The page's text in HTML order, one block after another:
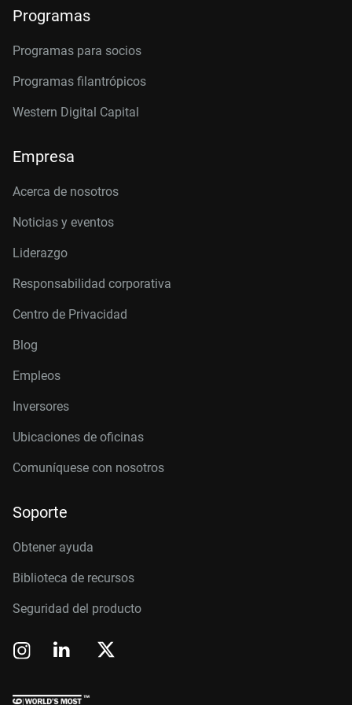
Programas
Programas para socios
Programas filantrópicos
Western Digital Capital
Empresa
Acerca de nosotros
Noticias y eventos
Liderazgo
Responsabilidad corporativa
Centro de Privacidad
Blog
Empleos
Inversores
Ubicaciones de oficinas
Comuníquese con nosotros
Soporte
Obtener ayuda
Biblioteca de recursos
Seguridad del producto